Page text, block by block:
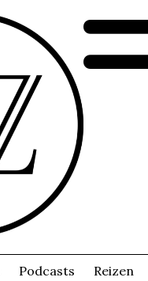
Podcasts Reizen